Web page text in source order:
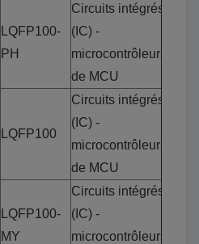
LQFP100-
PH
Circuits intégrés
(IC) -
microcontrôleurs
de MCU
LQFP100
Circuits intégrés
(IC) -
microcontrôleurs
de MCU
LQFP100-
MY
Circuits intégrés
(IC) -
microcontrôleurs